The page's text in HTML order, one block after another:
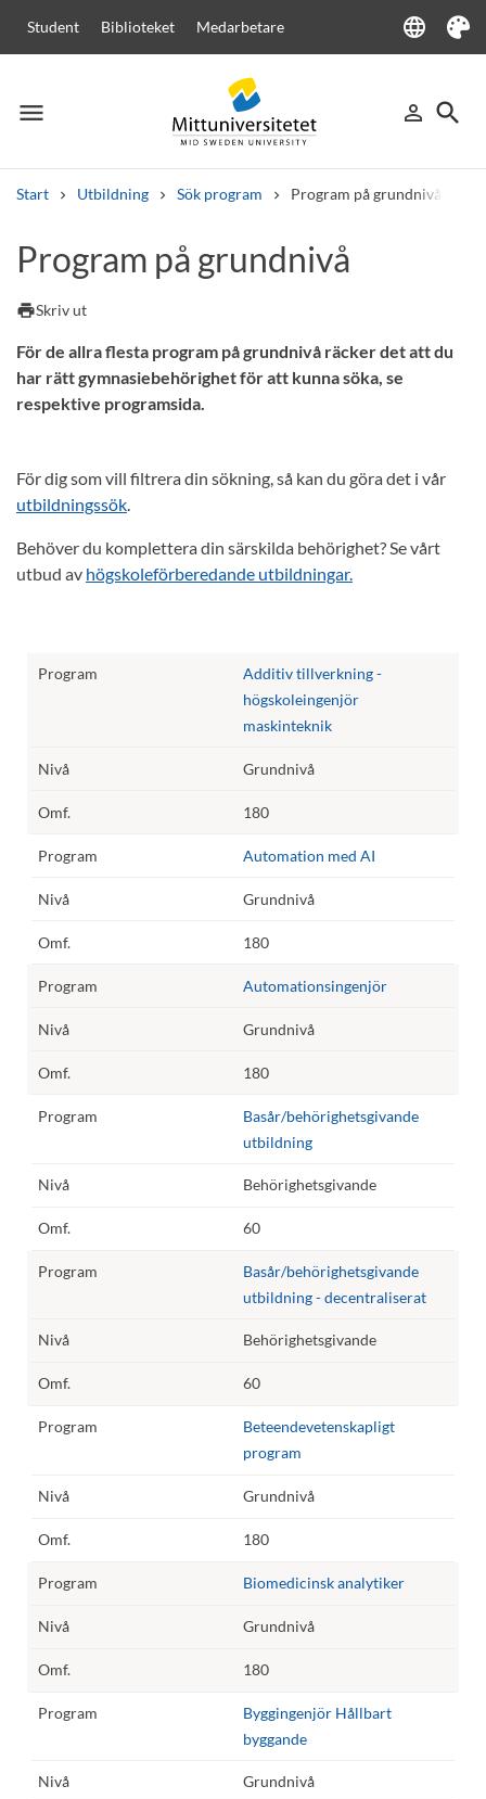
Student Biblioteket Medarbetare language
Language
Tema
menu
Meny person_outline
Logga in
search
Sök
Start Utbildning Sök program Program på grundnivå
Andra söktjänster
Kurser och program
Program på grundnivå
printSkriv ut
För de allra flesta program på grundnivå räcker det att du
har rätt gymnasiebehörighet för att kunna söka, se
respektive programsida.
För dig som vill filtrera din sökning, så kan du göra det i vår
utbildningssök.
Behöver du komplettera din särskilda behörighet? Se vårt
utbud av högskoleförberedande utbildningar.
Additiv tillverkning -
högskoleingenjör
maskinteknik
Grundnivå
180
Automation med AI
Grundnivå
180
Automationsingenjör
Grundnivå
180
Basår/behörighetsgivande
utbildning
Behörighetsgivande
60
Basår/behörighetsgivande
utbildning - decentraliserat
Behörighetsgivande
60
Beteendevetenskapligt
program
Grundnivå
180
Biomedicinsk analytiker
Grundnivå
180
Byggingenjör Hållbart
byggande
Grundnivå